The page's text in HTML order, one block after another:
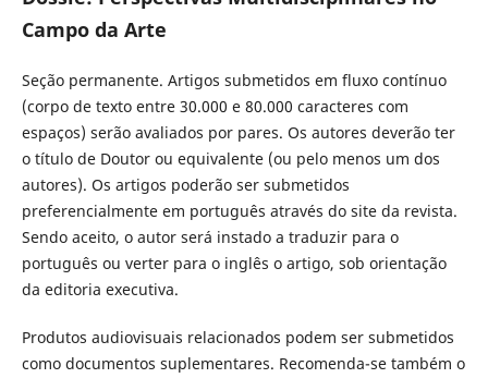
Campo da Arte
Seção permanente. Artigos submetidos em fluxo contínuo
(corpo de texto entre 30.000 e 80.000 caracteres com
espaços) serão avaliados por pares. Os autores deverão ter
o título de Doutor ou equivalente (ou pelo menos um dos
autores). Os artigos poderão ser submetidos
preferencialmente em português através do site da revista.
Sendo aceito, o autor será instado a traduzir para o
português ou verter para o inglês o artigo, sob orientação
da editoria executiva.
Produtos audiovisuais relacionados podem ser submetidos
como documentos suplementares. Recomenda-se também o